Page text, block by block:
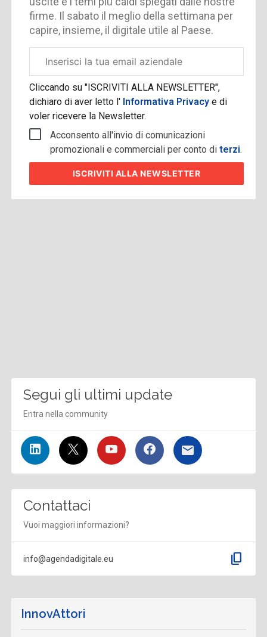
firme. Il sabato il meglio della settimana per
capire, insieme, il digitale utile al Paese.
aziendale
Cliccando su "ISCRIVITI ALLA NEWSLETTER",
dichiaro di aver letto l' Informativa Privacye di
voler ricevere la Newsletter.
Acconsento all'invio di comunicazioni
promozionali e commerciali per conto diterzi.
ISCRIVITI ALLA NEWSLETTER
Segui gli ultimi update
Entra nella community
Contattaci
Vuoi maggiori informazioni?
info@agendadigitale.eu content_copy
InnovAttori